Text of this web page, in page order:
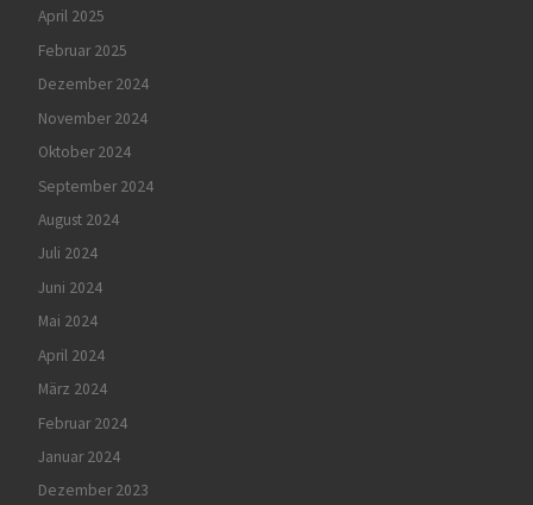
April 2025
Februar 2025
Dezember 2024
November 2024
Oktober 2024
September 2024
August 2024
Juli 2024
Juni 2024
Mai 2024
April 2024
März 2024
Februar 2024
Januar 2024
Dezember 2023